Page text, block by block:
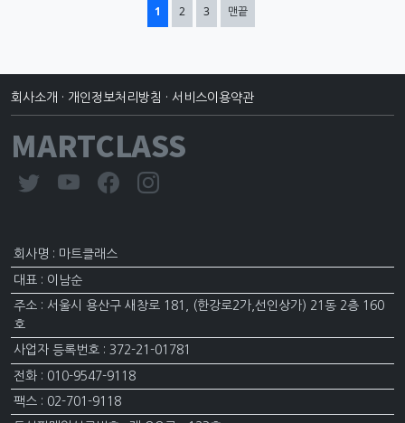
열린
1 페이지
2
페이지3
페이지맨끝
회사소개 · 개인정보처리방침 · 서비스이용약관
MARTCLASS
회사명 : 마트클래스
대표 : 이남순
주소 : 서울시 용산구 새창로 181, (한강로2가,선인상가) 21동 2층 160
호
사업자 등록번호 : 372-21-01781
전화 : 010-9547-9118
팩스 : 02-701-9118